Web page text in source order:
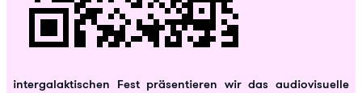
intergalaktischen Fest präsentieren wir das audiovisuelle